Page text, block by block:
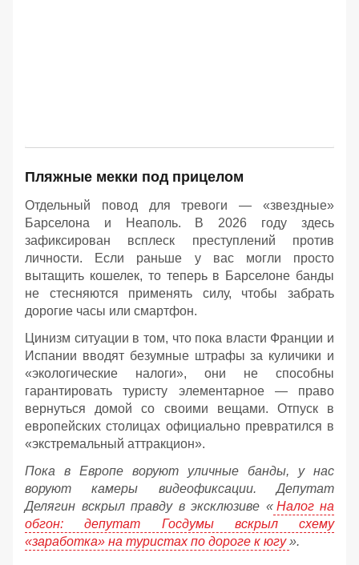
Пляжные мекки под прицелом
Отдельный повод для тревоги — «звездные»
Барселона и Неаполь. В 2026 году здесь
зафиксирован всплеск преступлений против
личности. Если раньше у вас могли просто
вытащить кошелек, то теперь в Барселоне банды
не стесняются применять силу, чтобы забрать
дорогие часы или смартфон.
Цинизм ситуации в том, что пока власти Франции и
Испании вводят безумные штрафы за куличики и
«экологические налоги», они не способны
гарантировать туристу элементарное — право
вернуться домой со своими вещами. Отпуск в
европейских столицах официально превратился в
«экстремальный аттракцион».
Пока в Европе воруют уличные банды, у нас
воруют камеры видеофиксации. Депутат
Делягин вскрыл правду в эксклюзиве « Налог на
обгон: депутат Госдумы вскрыл схему
«заработка» на туристах по дороге к югу ».